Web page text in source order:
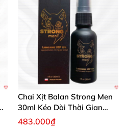
Chai Xịt Balan Strong Men
30ml Kéo Dài Thời Gian
Quan Hệ
483.000₫